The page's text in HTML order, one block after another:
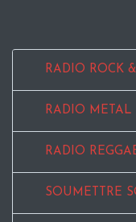
RADIO ROCK
RADIO
RADIO
SOUMETTRE